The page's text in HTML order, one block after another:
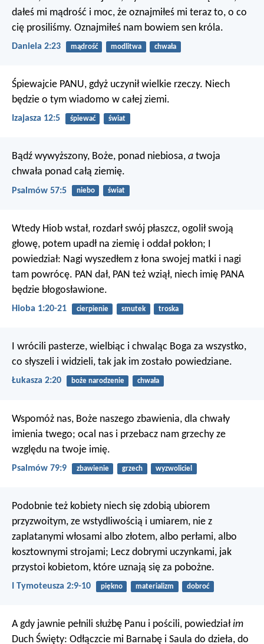
dałeś mi mądrość i moc, że oznajmiłeś mi teraz to, o co
cię prosiliśmy. Oznajmiłeś nam bowiem sen króla.
Daniela 2:23 mądrość modlitwa chwała
Śpiewajcie PANU, gdyż uczynił wielkie rzeczy. Niech
będzie o tym wiadomo w całej ziemi.
Izajasza 12:5 śpiewać świat
Bądź wywyższony, Boże, ponad niebiosa, a twoja
chwała ponad całą ziemię.
Psalmów 57:5 niebo świat
Wtedy Hiob wstał, rozdarł swój płaszcz, ogolił swoją
głowę, potem upadł na ziemię i oddał pokłon; I
powiedział: Nagi wyszedłem z łona swojej matki i nagi
tam powrócę. PAN dał, PAN też wziął, niech imię PANA
będzie błogosławione.
Hioba 1:20-21 cierpienie smutek troska
I wrócili pasterze, wielbiąc i chwaląc Boga za wszystko,
co słyszeli i widzieli, tak jak im zostało powiedziane.
Łukasza 2:20 boże narodzenie chwała
Wspomóż nas, Boże naszego zbawienia, dla chwały
imienia twego; ocal nas i przebacz nam grzechy ze
względu na twoje imię.
Psalmów 79:9 zbawienie grzech wyzwoliciel
Podobnie też kobiety niech się zdobią ubiorem
przyzwoitym, ze wstydliwością i umiarem, nie z
zaplatanymi włosami albo złotem, albo perłami, albo
kosztownymi strojami; Lecz dobrymi uczynkami, jak
przystoi kobietom, które uznają się za pobożne.
I Tymoteusza 2:9-10 piękno materializm dobroć
A gdy jawnie pełnili służbę Panu i pościli, powiedziałim
Duch Święty: Odłączcie mi Barnabę i Saula do dzieła, do